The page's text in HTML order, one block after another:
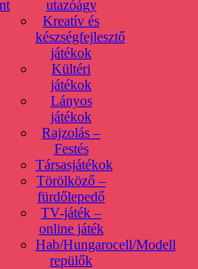
utazóágy
Kreatív és
készségfejlesztő
játékok
Kültéri
játékok
Lányos
játékok
Rajzolás –
Festés
Társasjátékok
Törölköző –
fürdőlepedő
TV-játék –
online játék
Hab/Hungarocell/Modell
repülők